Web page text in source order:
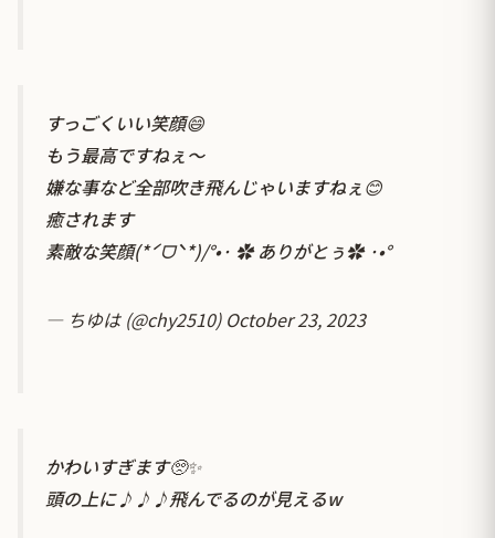
すっごくいい笑顔😄
もう最高ですねぇ～
嫌な事など全部吹き飛んじゃいますねぇ😊
癒されます
素敵な笑顔(*ˊᗜˋ*)/°•· ✿ ありがとぅ✿ ·•°
— ちゆは (@chy2510) October 23, 2023
かわいすぎます🥺✨
頭の上に♪♪♪飛んでるのが見えるw